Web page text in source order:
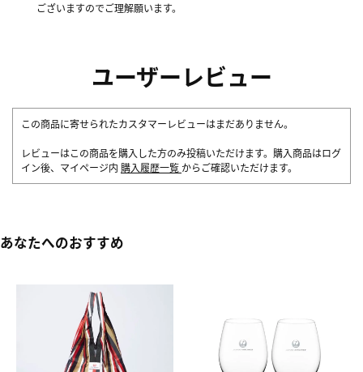
ございますのでご理解願います。
ユーザーレビュー
この商品に寄せられたカスタマーレビューはまだありません。
レビューはこの商品を購入した方のみ投稿いただけます。購入商品はログ
イン後、マイページ内 購入履歴一覧 からご確認いただけます。
あなたへのおすすめ